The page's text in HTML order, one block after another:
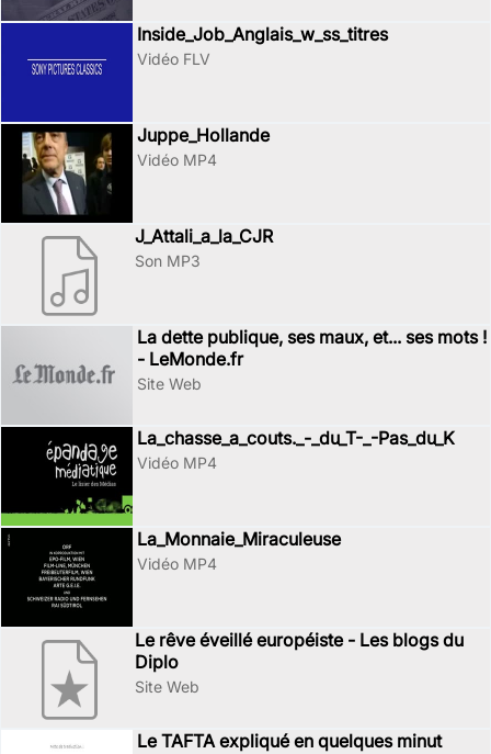
Inside_Job_Anglais_w_ss_titres
Vidéo FLV
Juppe_Hollande
Vidéo MP4
J_Attali_a_la_CJR
Son MP3
La dette publique, ses maux, et... ses mots !
- LeMonde.fr
Site Web
La_chasse_a_couts._-_du_T-_-Pas_du_K
Vidéo MP4
La_Monnaie_Miraculeuse
Vidéo MP4
Le rêve éveillé européiste - Les blogs du
Diplo
Site Web
Le TAFTA expliqué en quelques minut